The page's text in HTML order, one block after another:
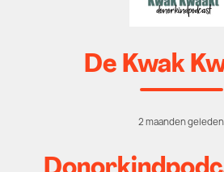
De Kwak
2 maanden geleden